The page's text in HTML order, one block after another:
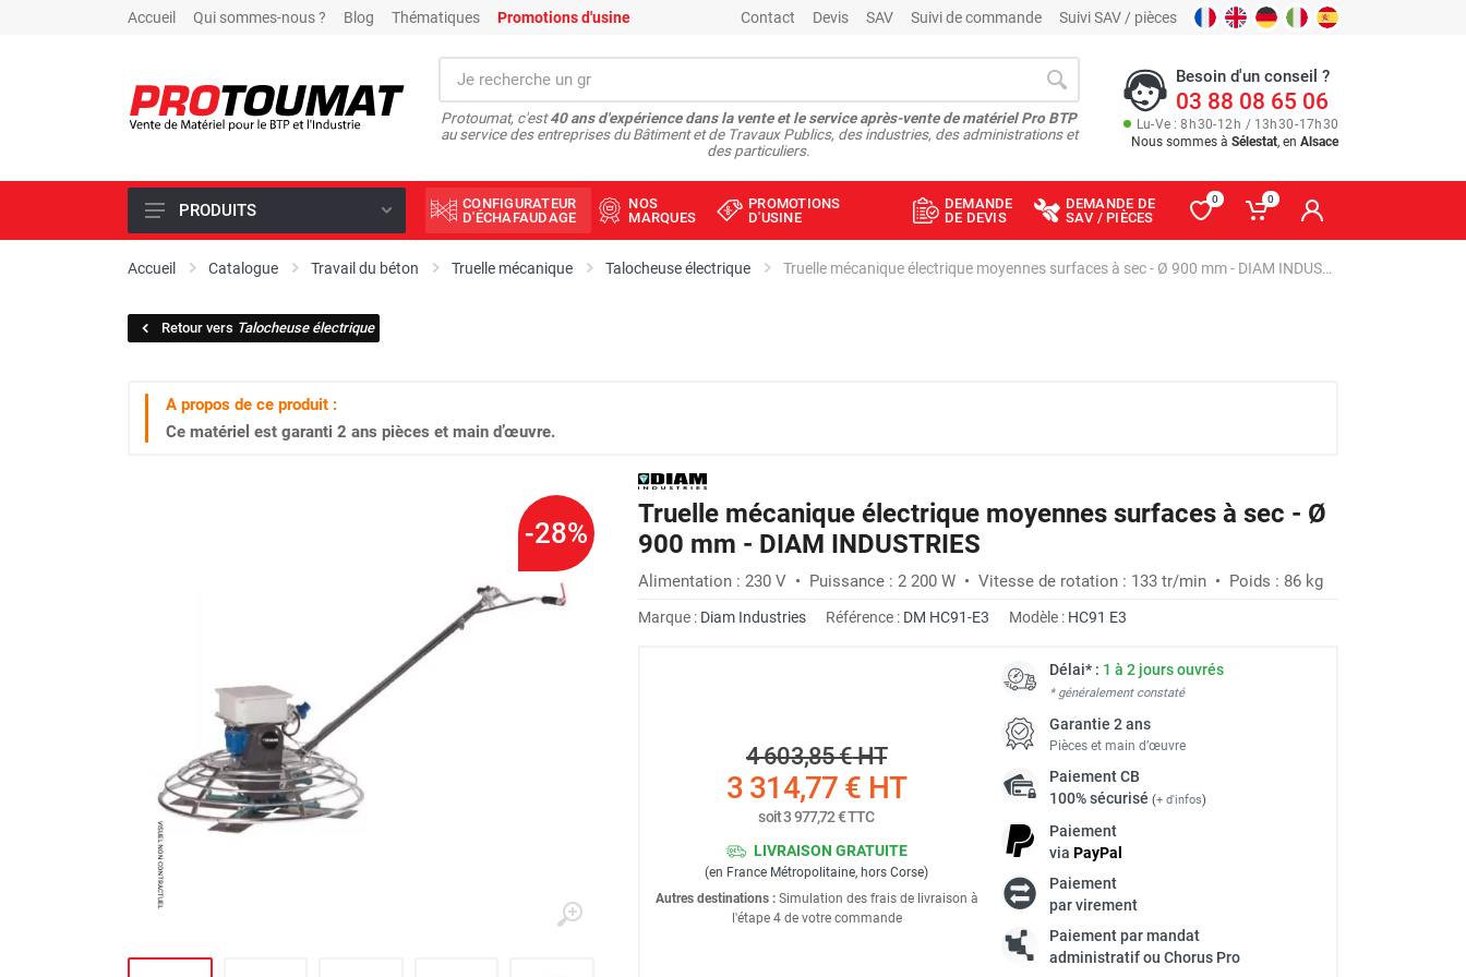
Accueil Qui sommes-nous ? Blog Thématiques Promotions d'usine Contact Devis SAV Suivi de commande Suivi SAV / pièces
Protoumat, c'est40 ans d'expérience dans la vente et le service après-vente de matériel Pro BTP
au service des entreprises du Bâtiment et de Travaux Publics, des industries, des administrations et
des particuliers.
Besoin d'un conseil ?
03 88 08 65 06
Lu-Ve : 8h30-12h / 13h30-17h30
Nous sommes à Sélestat, en Alsace
PROMOTIONS D'USINE
SCIAGE ET FORAGE
TRAVAIL DU BÉTON
COULAGE
MATÉRIEL DE SABLAGE
POMPE ET PISTOLET À
PEINTURE
DÉCOLLEUSE À PAPIER PEINT
ET MOQUETTE
MANUTENTION ET LEVAGE
PRODUITS
CONFIGURATEUR
D'ÉCHAFAUDAGE
NOS
MARQUES
PROMOTIONS
D'USINE
DEMANDE
DE DEVIS
DEMANDE DE
SAV / PIÈCES
0 0
Accueil Catalogue Travail du béton Truelle mécanique Talocheuse électrique Truelle mécanique électrique moyennes surfaces à sec - Ø 900 mm - DIAM INDUSTRIES
Retour vers Talocheuse électrique
A propos de ce produit :
Ce matériel est garanti 2 ans pièces et main d’œuvre.
-28% -28%
Truelle mécanique électrique moyennes surfaces à sec - Ø
900 mm - DIAM INDUSTRIES
Alimentation : 230 V • Puissance : 2 200 W • Vitesse de rotation : 133 tr/min • Poids : 86 kg
Marque : Diam Industries Référence : DM HC91-E3 Modèle : HC91 E3
4 603,85 €HT
3 314,77 € HT
soit3 977,72 €TTC
LIVRAISON GRATUITE
(en France Métropolitaine, hors Corse)
Autres destinations :Simulation des frais de livraison à
l'étape 4 de votre commande
Délai* : 1 à 2 jours ouvrés
* généralement constaté
Garantie 2 ans
Pièces et main d’œuvre
PaiementCB
100% sécurisé (+ d'infos)
Paiement
via PayPal
Paiement
par virement
Paiement par mandat
administratif ou Chorus Pro